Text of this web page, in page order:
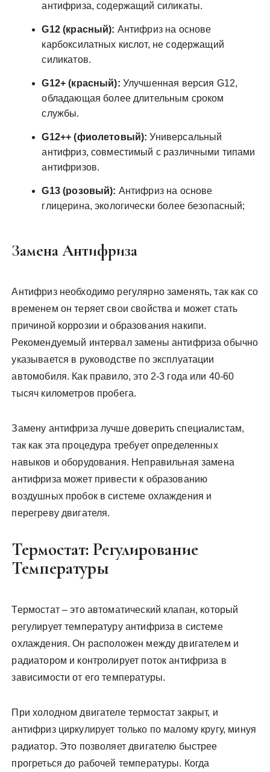
антифриза, содержащий силикаты.
G12 (красный): Антифриз на основе
карбоксилатных кислот, не содержащий
силикатов.
G12+ (красный): Улучшенная версия G12,
обладающая более длительным сроком
службы.
G12++ (фиолетовый): Универсальный
антифриз, совместимый с различными типами
антифризов.
G13 (розовый): Антифриз на основе
глицерина, экологически более безопасный;
Замена Антифриза
Антифриз необходимо регулярно заменять, так как со
временем он теряет свои свойства и может стать
причиной коррозии и образования накипи.
Рекомендуемый интервал замены антифриза обычно
указывается в руководстве по эксплуатации
автомобиля. Как правило, это 2-3 года или 40-60
тысяч километров пробега.
Замену антифриза лучше доверить специалистам,
так как эта процедура требует определенных
навыков и оборудования. Неправильная замена
антифриза может привести к образованию
воздушных пробок в системе охлаждения и
перегреву двигателя.
Термостат: Регулирование
Температуры
Термостат – это автоматический клапан, который
регулирует температуру антифриза в системе
охлаждения. Он расположен между двигателем и
радиатором и контролирует поток антифриза в
зависимости от его температуры.
При холодном двигателе термостат закрыт, и
антифриз циркулирует только по малому кругу, минуя
радиатор. Это позволяет двигателю быстрее
прогреться до рабочей температуры. Когда